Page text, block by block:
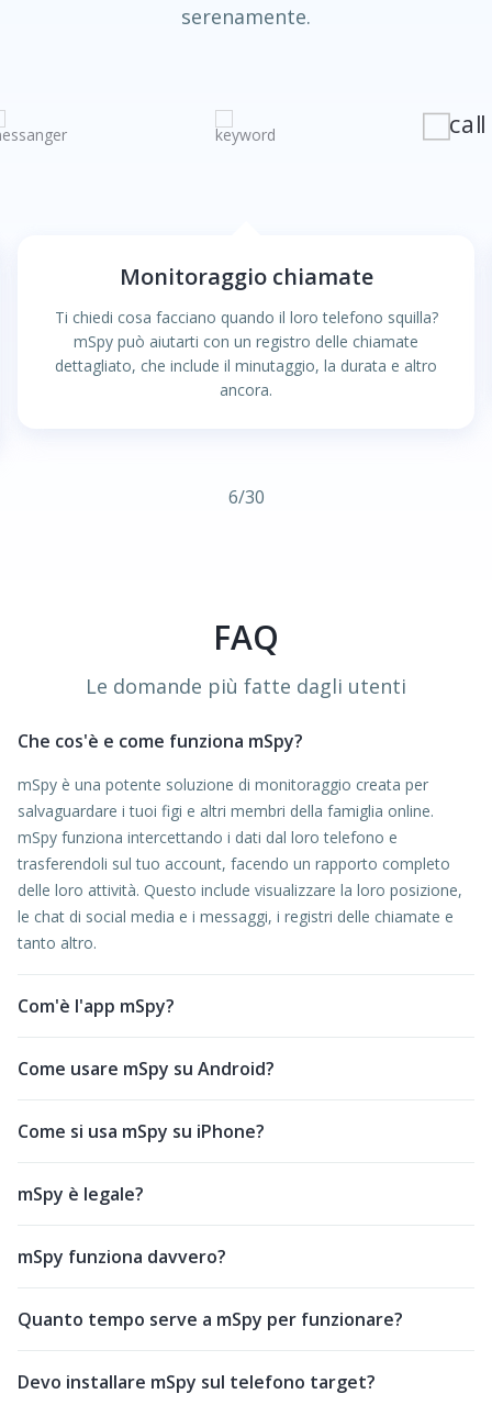
serenamente.
Monitoraggio chiamate
Ti chiedi cosa facciano quando il loro telefono squilla?
mSpy può aiutarti con un registro delle chiamate
dettagliato, che include il minutaggio, la durata e altro
ancora.
6/30
FAQ
Le domande più fatte dagli utenti
Che cos'è e come funziona mSpy?
mSpy è una potente soluzione di monitoraggio creata per
salvaguardare i tuoi figi e altri membri della famiglia online.
mSpy funziona intercettando i dati dal loro telefono e
trasferendoli sul tuo account, facendo un rapporto completo
delle loro attività. Questo include visualizzare la loro posizione,
le chat di social media e i messaggi, i registri delle chiamate e
tanto altro.
Com'è l'app mSpy?
Come usare mSpy su Android?
Come si usa mSpy su iPhone?
mSpy è legale?
mSpy funziona davvero?
Quanto tempo serve a mSpy per funzionare?
Devo installare mSpy sul telefono target?